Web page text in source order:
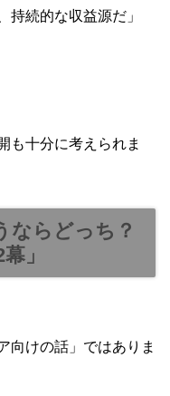
持続的な収益源だ」
も十分に考えられま
ならどっち？
」
向けの話」ではありま